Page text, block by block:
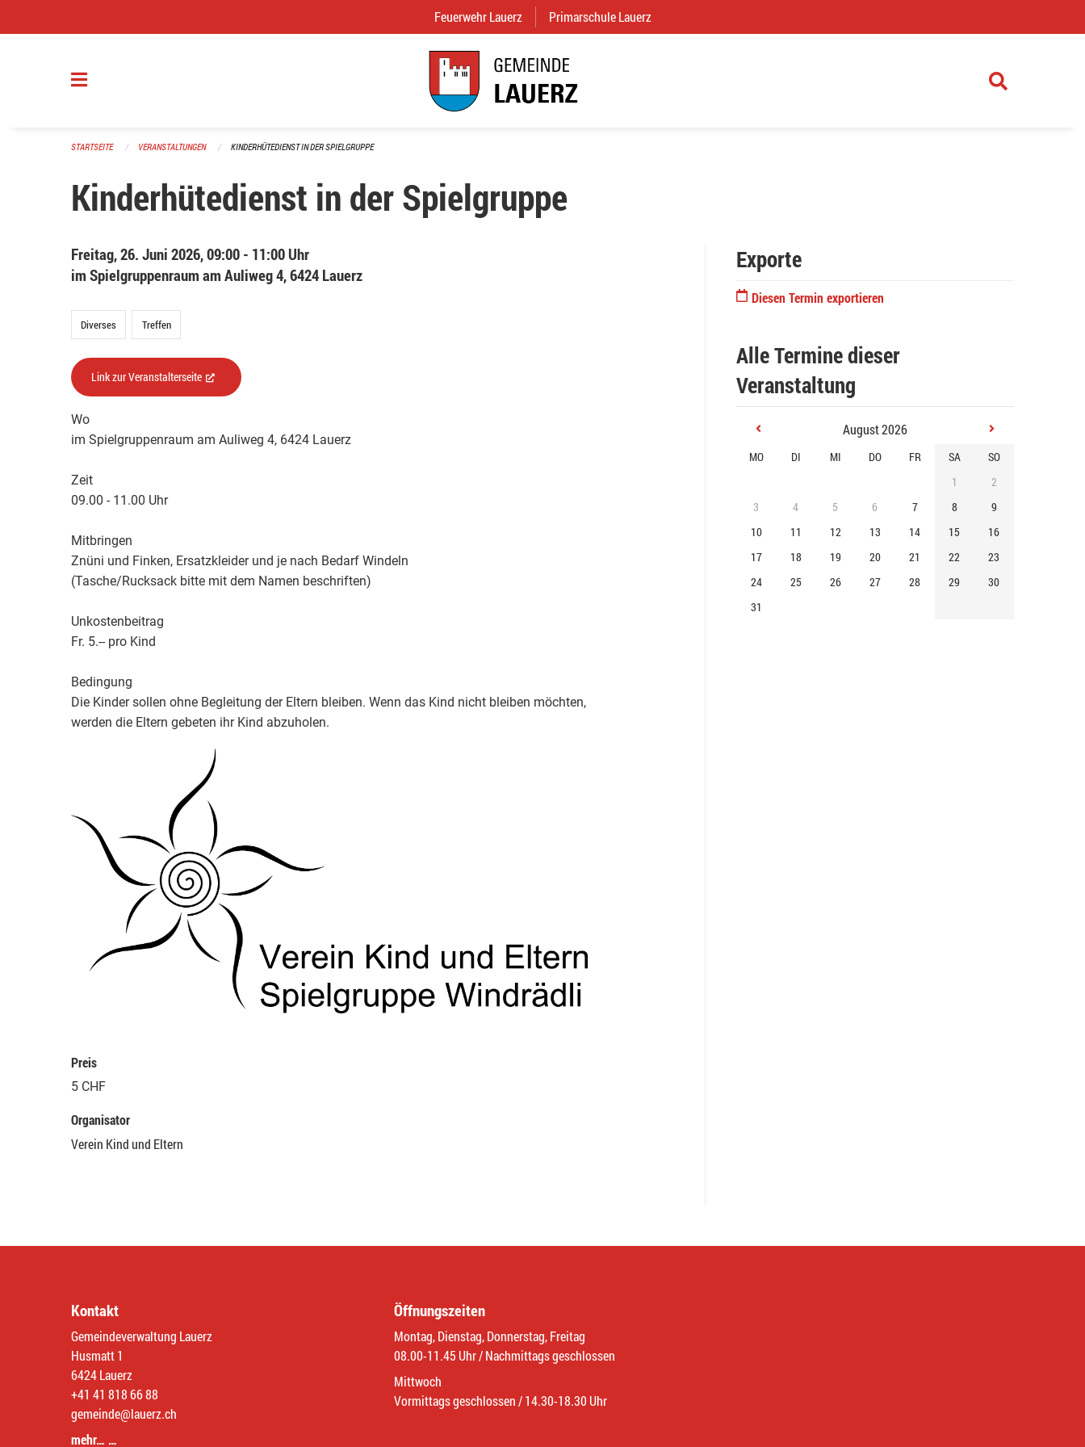
Feuerwehr Lauerz (External Link)
Primarschule Lauerz
STARTSEITE VERANSTALTUNGEN KINDERHÜTEDIENST IN DER SPIELGRUPPE
Kinderhütedienst in der Spielgruppe
Freitag, 26. Juni 2026, 09:00 - 11:00 Uhr
im Spielgruppenraum am Auliweg 4, 6424 Lauerz
Diverses Treffen
Link zur Veranstalterseite (External Link)
Wo
im Spielgruppenraum am Auliweg 4, 6424 Lauerz
Zeit
09.00 - 11.00 Uhr
Mitbringen
Znüni und Finken, Ersatzkleider und je nach Bedarf Windeln
(Tasche/Rucksack bitte mit dem Namen beschriften)
Unkostenbeitrag
Fr. 5.-- pro Kind
Bedingung
Die Kinder sollen ohne Begleitung der Eltern bleiben. Wenn das Kind nicht bleiben möchten,
werden die Eltern gebeten ihr Kind abzuholen.
Preis
5 CHF
Organisator
Verein Kind und Eltern
Exporte
Diesen Termin exportieren
Alle Termine dieser
Veranstaltung
August 2026
MO DI MI DO FR SA
SO
1
2
3
4 5 6 7 8
9
10
11 12 13 14 15
16
17
18 19 20 21 22
23
24
25 26 27 28 29
30
31
Kontakt
Gemeindeverwaltung Lauerz
Husmatt 1
6424 Lauerz
+41 41 818 66 88
gemeinde@lauerz.ch
mehr… …
Öffnungszeiten
Montag, Dienstag, Donnerstag, Freitag
08.00-11.45 Uhr / Nachmittags geschlossen
Mittwoch
Vormittags geschlossen / 14.30-18.30 Uhr